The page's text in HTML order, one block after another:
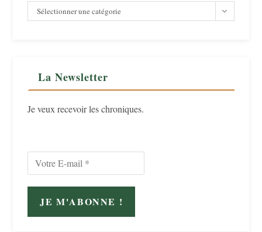
Catégorie
Sélectionner une catégorie
La Newsletter
Je veux recevoir les chroniques.